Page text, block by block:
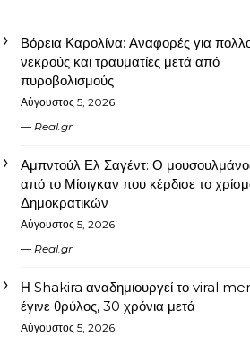
Βόρεια Καρολίνα: Αναφορές για
νεκρούς και τραυματίες μετά από
πυροβολισμούς
Αύγουστος 5, 2026
Real.gr
Αμπντούλ Ελ Σαγέντ: Ο
από το Μίσιγκαν που κέρδισε το
Δημοκρατικών
Αύγουστος 5, 2026
Real.gr
Η Shakira αναδημιουργεί το viral
έγινε θρύλος, 30 χρόνια μετά
Αύγουστος 5, 2026